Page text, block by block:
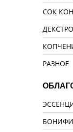
СОК
РАЗНОЕ